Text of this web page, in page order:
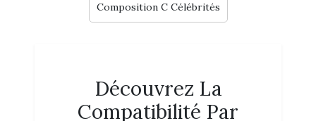
Composition C Célébrités
Découvrez La
Compatibilité Par